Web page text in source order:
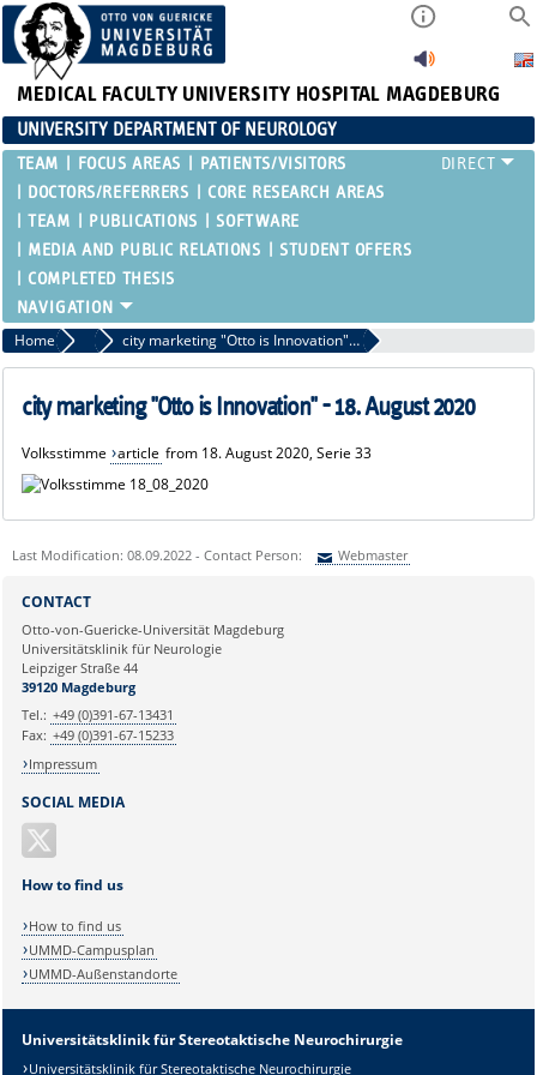
MEDICAL FACULTY UNIVERSITY HOSPITAL MAGDEBURG
UNIVERSITY DEPARTMENT OF NEUROLOGY
TEAM FOCUS AREAS
PATIENTS/VISITORS
DOCTORS/REFERRERS
CORE RESEARCH AREAS
TEAM
PUBLICATIONS
SOFTWARE
MEDIA AND PUBLIC RELATIONS
STUDENT OFFERS
COMPLETED THESIS
Home Media and Public Relations city marketing "Otto is Innovation" - 18. August 2020
city marketing "Otto is Innovation" - 18. August 2020
Volksstimme article from 18. August 2020, Serie 33
Last Modification: 08.09.2022 - Contact Person: Webmaster
Ihre E-Mailadresse:
Ihr Anliegen:
SOCIAL MEDIA
CONTACT
Otto-von-Guericke-Universität Magdeburg
Universitätsklinik für Neurologie
Leipziger Straße 44
39120 Magdeburg
Tel.: +49 (0)391-67-13431
Fax: +49 (0)391-67-15233
Impressum
How to find us
How to find us
UMMD-Campusplan
UMMD-Außenstandorte
Universitätsklinik für Stereotaktische Neurochirurgie
Universitätsklinik für Stereotaktische Neurochirurgie